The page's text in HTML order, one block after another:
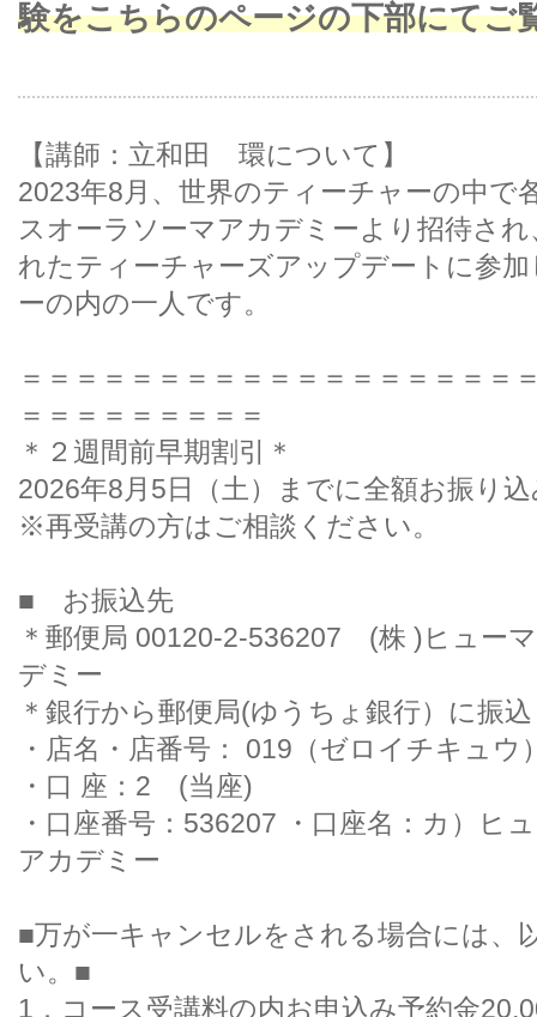
験をこちらのページの下部にてご
【講師：立和田 環について】
2023年8月、世界のティーチャーの中で
スオーラソーマアカデミーより招待さ
れたティーチャーズアップデートに参
ーの内の一人です。
＝＝＝＝＝＝＝＝＝＝＝＝＝＝＝＝＝＝
＝＝＝＝＝＝＝＝＝
＊２週間前早期割引＊
2026年8月5日（土）までに全額お振り
※再受講の方はご相談ください。
■ お振込先
＊郵便局 00120-2-536207 (株 )ヒュー
デミー
＊銀行から郵便局(ゆうちょ銀行）に
・店名・店番号： 019（ゼロイチキュ
・口 座：2 (当座)
・口座番号：536207 ・口座名：カ）ヒ
アカデミー
■万が一キャンセルをされる場合には、
い。■
1．コース受講料の内お申込み予約金